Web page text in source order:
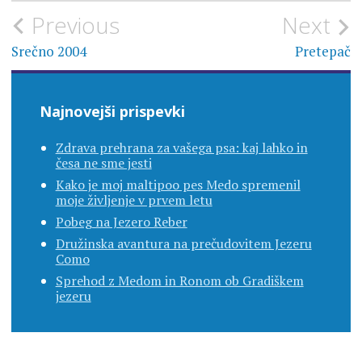
Navigacija
prispevka
Previous
Srečno 2004
Next
Pretepač
Najnovejši prispevki
Zdrava prehrana za vašega psa: kaj lahko in
česa ne sme jesti
Kako je moj maltipoo pes Medo spremenil
moje življenje v prvem letu
Pobeg na Jezero Reber
Družinska avantura na prečudovitem Jezeru
Como
Sprehod z Medom in Ronom ob Gradiškem
jezeru